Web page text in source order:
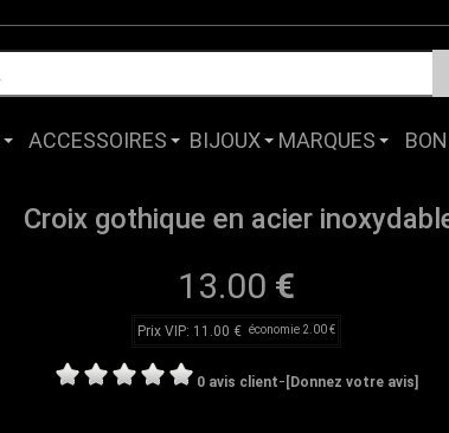
ACCESSOIRES BIJOUX MARQUES
Croix gothique en acier
13.00 €
Prix VIP: 11.00 € économie 2.00 €
0 avis client- [Donnez votre avis]